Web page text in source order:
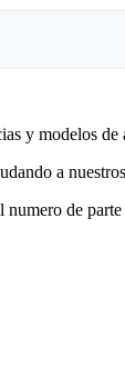
y modelos de
a
de